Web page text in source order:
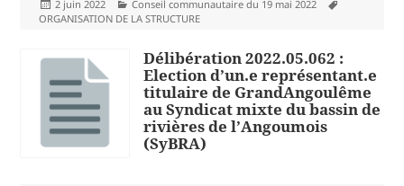
Publié
le
2 juin 2022 Catégories
Conseil communautaire du 19 mai 2022
ORGANISATION DE LA STRUCTURE
Délibération 2022.05.062 :
Election d’un.e représentant.e
titulaire de GrandAngoulême
au Syndicat mixte du bassin de
rivières de l’Angoumois
(SyBRA)